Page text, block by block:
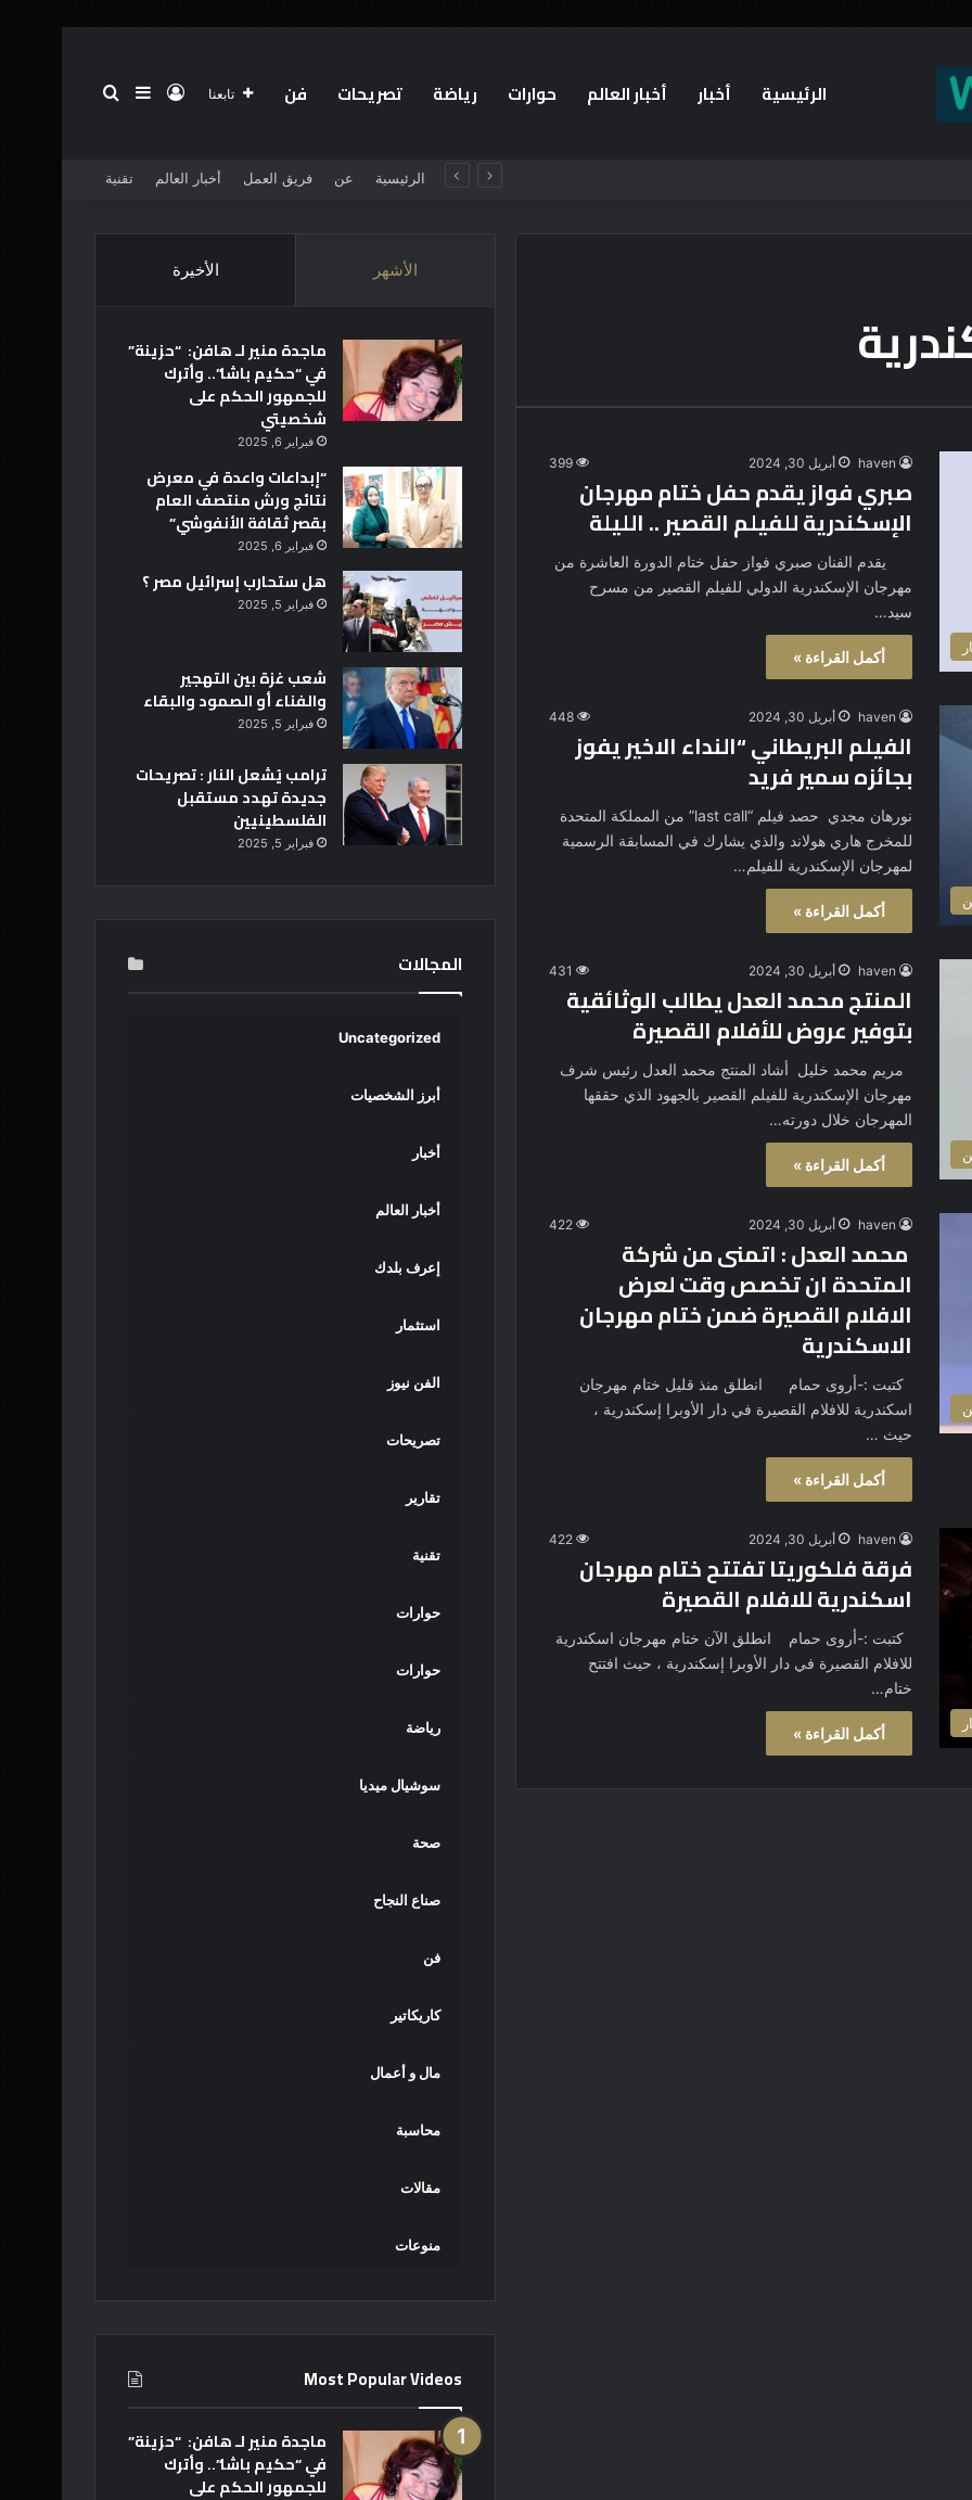
الرئيسية أخبار أخبار العالم حوارات رياضة تصريحات فن تابعنا تسجيل الدخول
إضافة عمود جانبي
الرئيسية عن فريق العمل أخبار العالم تقنية
haven أبريل 30, 2024 399
صبري فواز يقدم حفل ختام مهرجان
الإسكندرية للفيلم القصير .. الليلة
يقدم الفنان صبري فواز حفل ختام الدورة العاشرة من
مهرجان الإسكندرية الدولي للفيلم القصير من مسرح
سيد…
أكمل القراءة »
haven أبريل 30, 2024 448
الفيلم البريطاني “النداء الاخير يفوز
بجائزه سمير فريد
نورهان مجدي حصد فيلم “last call” من المملكة المتحدة
للمخرج هاري هولاند والذي يشارك في المسابقة الرسمية
لمهرجان الإسكندرية للفيلم…
أكمل القراءة »
haven أبريل 30, 2024 431
المنتج محمد العدل يطالب الوثائقية
بتوفير عروض للأفلام القصيرة
مريم محمد خليل أشاد المنتج محمد العدل رئيس شرف
مهرجان الإسكندرية للفيلم القصير بالجهود الذي حققها
المهرجان خلال دورته…
أكمل القراءة »
haven أبريل 30, 2024 422
محمد العدل : اتمنى من شركة
المتحدة ان تخصص وقت لعرض
الافلام القصيرة ضمن ختام مهرجان
الاسكندرية
كتبت :-أروى حمام انطلق منذ قليل ختام مهرجان
اسكندرية للافلام القصيرة في دار الأوبرا إسكندرية ،
حيث …
أكمل القراءة »
haven أبريل 30, 2024 422
فرقة فلكوريتا تفتتح ختام مهرجان
اسكندرية للافلام القصيرة
كتبت :-أروى حمام انطلق الآن ختام مهرجان اسكندرية
للافلام القصيرة في دار الأوبرا إسكندرية ، حيث افتتح
ختام…
أكمل القراءة »
الأشهر الأخيرة
ماجدة منير لـ هافن: “حزينة”
في “حكيم باشا”.. وأترك
للجمهور الحكم على
شخصيتي
فبراير 6, 2025
“إبداعات واعدة في معرض
نتائج ورش منتصف العام
بقصر ثقافة الأنفوشي”
فبراير 6, 2025
هل ستحارب إسرائيل مصر ؟
فبراير 5, 2025
شعب غزة بين التهجير
والفناء أو الصمود والبقاء
فبراير 5, 2025
ترامب يُشعل النار : تصريحات
جديدة تهدد مستقبل
الفلسطينيين
فبراير 5, 2025
المجالات
Uncategorized
أبرز الشخصيات
أخبار
أخبار العالم
إعرف بلدك
استثمار
الفن نيوز
تصريحات
تقارير
تقنية
حوارات
حوارات
رياضة
سوشيال ميديا
صحة
صناع النجاح
فن
كاريكاتير
مال و أعمال
محاسبة
مقالات
منوعات
Most Popular Videos
ماجدة منير لـ هافن: “حزينة”
في “حكيم باشا”.. وأترك
للجمهور الحكم على